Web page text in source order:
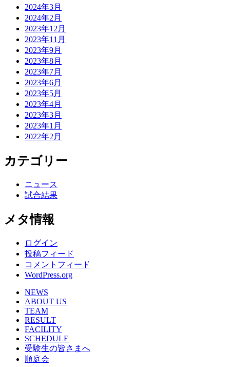
2024年3月
2024年2月
2023年12月
2023年11月
2023年9月
2023年8月
2023年7月
2023年6月
2023年5月
2023年4月
2023年3月
2023年1月
2022年2月
カテゴリー
ニュース
試合結果
メタ情報
ログイン
投稿フィード
コメントフィード
WordPress.org
NEWS
ABOUT US
TEAM
RESULT
FACILITY
SCHEDULE
受験生の皆さまへ
順庭会